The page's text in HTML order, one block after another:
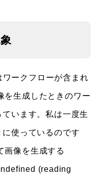
ークフローが含まれ
を生成したときのワー
います。私は一度生
使っているのです
画像を生成する
(reading